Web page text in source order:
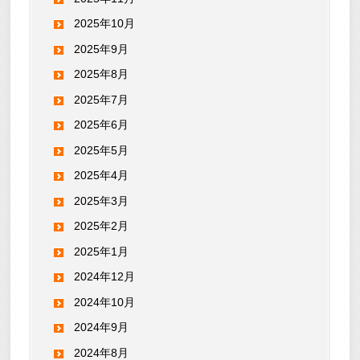
2025年10月
2025年9月
2025年8月
2025年7月
2025年6月
2025年5月
2025年4月
2025年3月
2025年2月
2025年1月
2024年12月
2024年10月
2024年9月
2024年8月